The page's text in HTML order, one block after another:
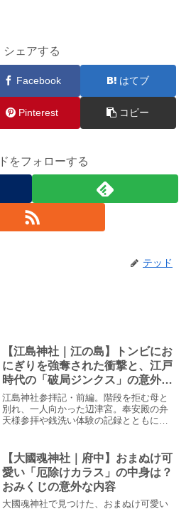
シェアする
Facebook はてブ
Pinterest コピー
をフォローする
テッド
【江島神社｜江の島】トンビにお
にぎりを強奪された衝撃と、江戸
時代の「破局ジンクス」の意外な
正体【前編】
江島神社参拝記・前編。階段を拒む母と
別れ、一人向かった辺津宮。奉安殿の弁
天様参拝や銭洗い体験の記録とともに、
流れ着いた「建速須佐之男命」の木像。
なぜ目と鼻の先の小動神社へ返されず、
島内の八坂神社に祀られたのか？その真
相を独自の視点で紐解きます。
【大國魂神社｜府中】おまぬけ可
愛い「厄除けカラス」の中身は？
おみくじの意外な内容
大國魂神社で見つけた、おまぬけ可愛い